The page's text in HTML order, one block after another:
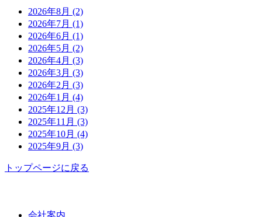
2026年8月 (2)
2026年7月 (1)
2026年6月 (1)
2026年5月 (2)
2026年4月 (3)
2026年3月 (3)
2026年2月 (3)
2026年1月 (4)
2025年12月 (3)
2025年11月 (3)
2025年10月 (4)
2025年9月 (3)
トップページに戻る